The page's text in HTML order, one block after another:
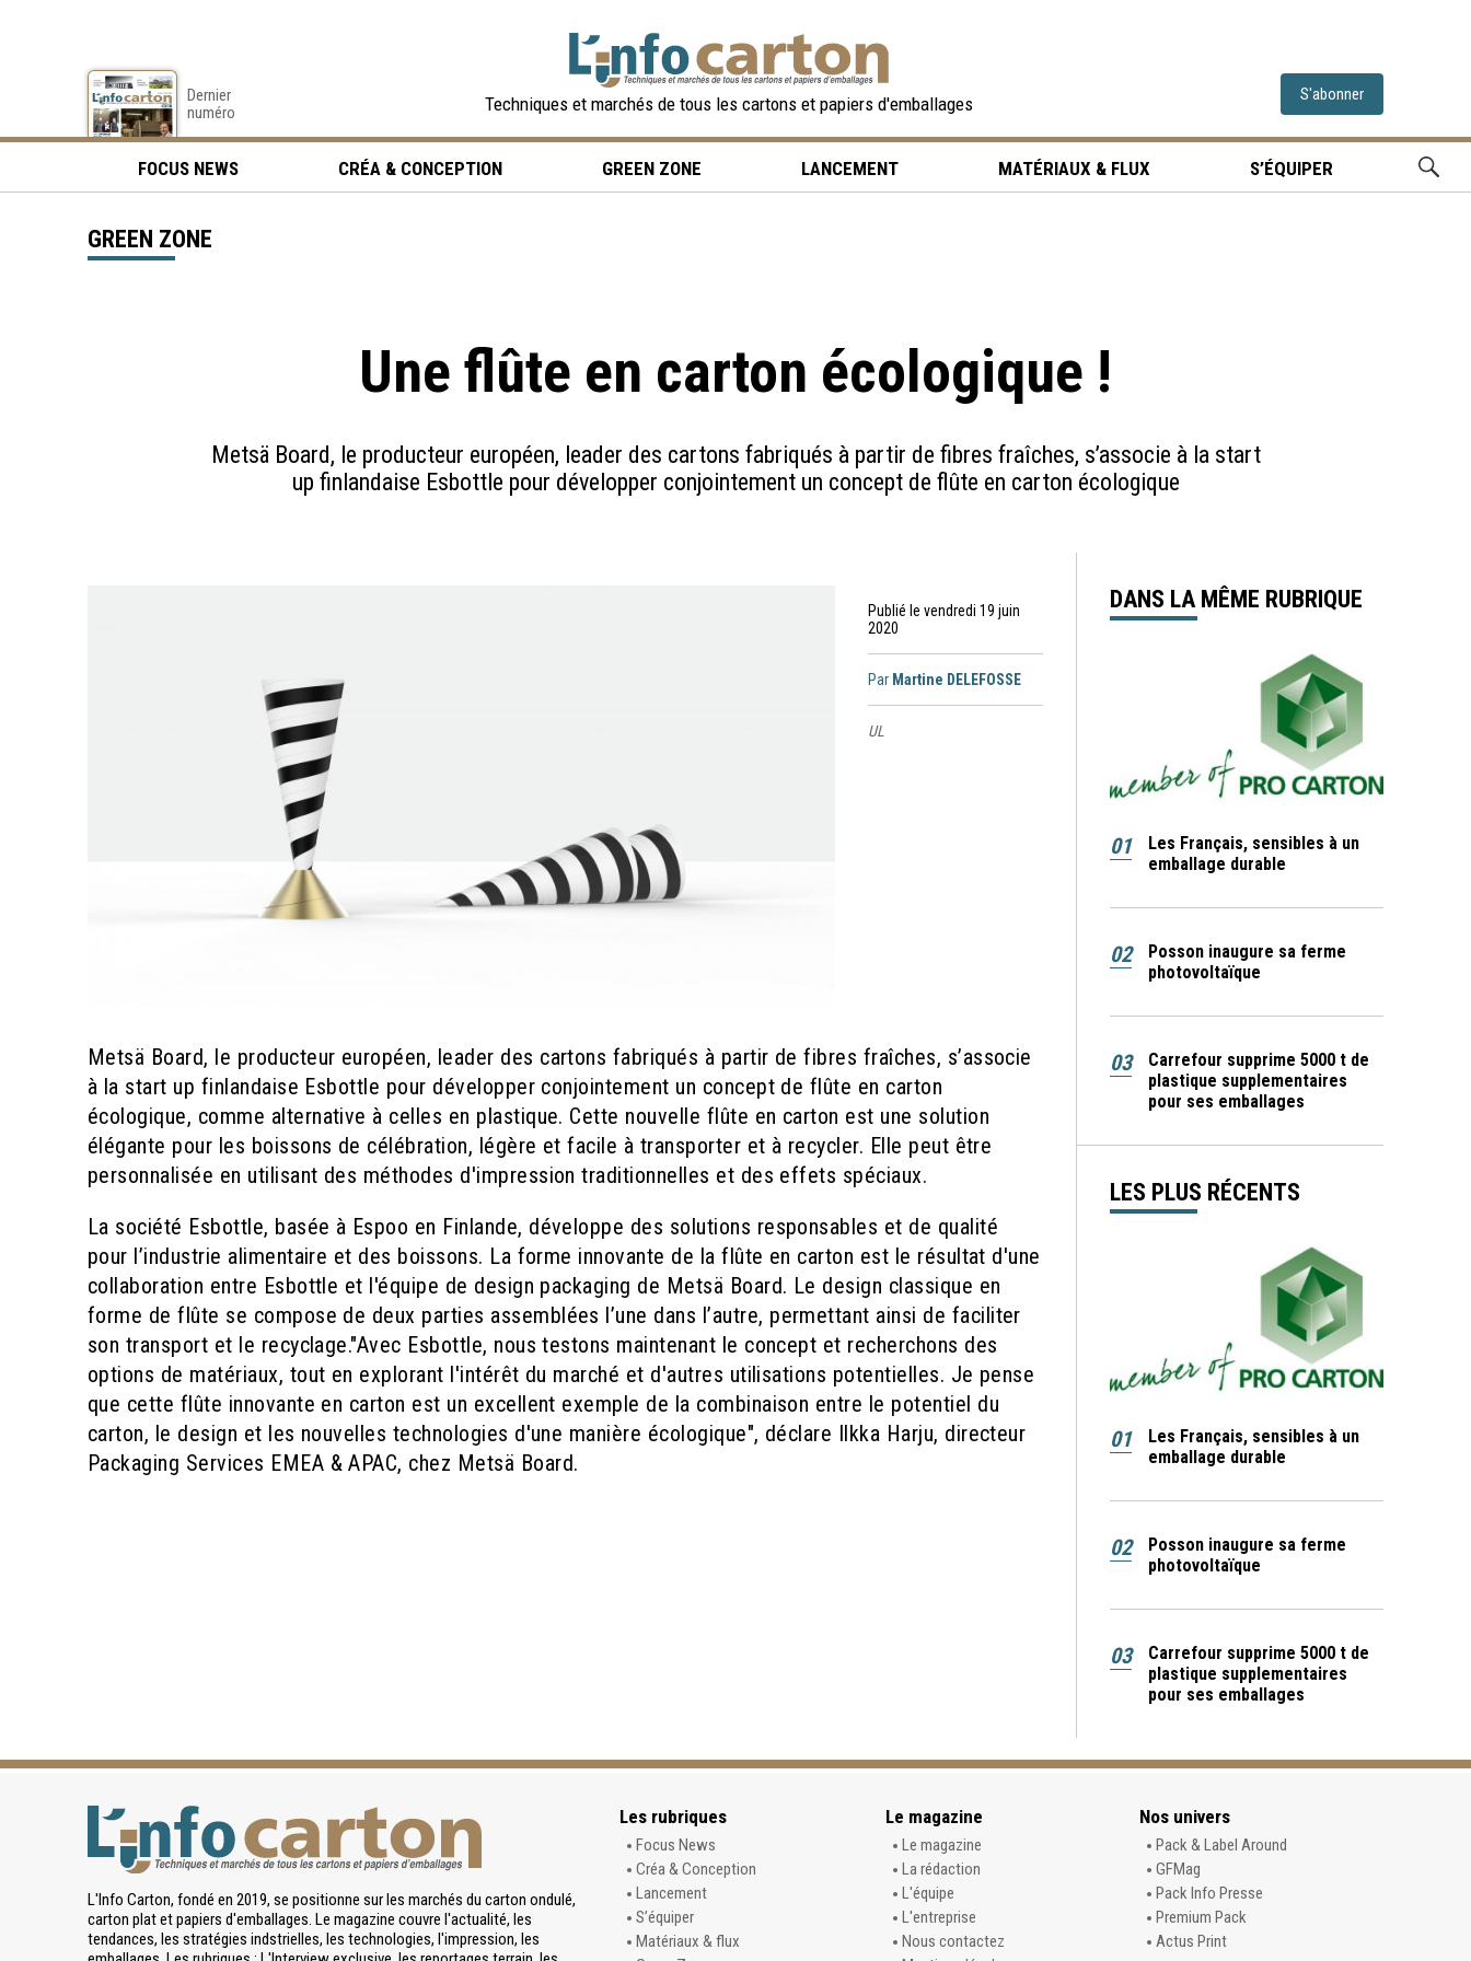
Dernier
numéro
Techniques et marchés de tous les cartons et papiers d'emballages S'abonner
FOCUS NEWS CRÉA & CONCEPTION GREEN ZONE LANCEMENT MATÉRIAUX & FLUX S’ÉQUIPER
Une flûte en carton écologique !
Metsä Board, le producteur européen, leader des cartons fabriqués à partir de fibres fraîches, s’associe à la start
up finlandaise Esbottle pour développer conjointement un concept de flûte en carton écologique
GREEN ZONE
Publié le vendredi 19 juin
2020
Par Martine DELEFOSSE
UL
Metsä Board, le producteur européen, leader des cartons fabriqués à partir de fibres fraîches, s’associe
à la start up finlandaise Esbottle pour développer conjointement un concept de flûte en carton
écologique, comme alternative à celles en plastique. Cette nouvelle flûte en carton est une solution
élégante pour les boissons de célébration, légère et facile à transporter et à recycler. Elle peut être
personnalisée en utilisant des méthodes d'impression traditionnelles et des effets spéciaux.
La société Esbottle, basée à Espoo en Finlande, développe des solutions responsables et de qualité
pour l’industrie alimentaire et des boissons. La forme innovante de la flûte en carton est le résultat d'une
collaboration entre Esbottle et l'équipe de design packaging de Metsä Board. Le design classique en
forme de flûte se compose de deux parties assemblées l’une dans l’autre, permettant ainsi de faciliter
son transport et le recyclage."Avec Esbottle, nous testons maintenant le concept et recherchons des
options de matériaux, tout en explorant l'intérêt du marché et d'autres utilisations potentielles. Je pense
que cette flûte innovante en carton est un excellent exemple de la combinaison entre le potentiel du
carton, le design et les nouvelles technologies d'une manière écologique", déclare Ilkka Harju, directeur
Packaging Services EMEA & APAC, chez Metsä Board.
DANS LA MÊME RUBRIQUE
01
Les Français, sensibles à un
emballage durable
02
Posson inaugure sa ferme
photovoltaïque
03
Carrefour supprime 5000 t de
plastique supplementaires
pour ses emballages
LES PLUS RÉCENTS
01
Les Français, sensibles à un
emballage durable
02
Posson inaugure sa ferme
photovoltaïque
03
Carrefour supprime 5000 t de
plastique supplementaires
pour ses emballages
L'Info Carton, fondé en 2019, se positionne sur les marchés du carton ondulé,
carton plat et papiers d'emballages. Le magazine couvre l'actualité, les
tendances, les stratégies indstrielles, les technologies, l'impression, les
Les rubriques
Focus News
Créa & Conception
Lancement
S’équiper
Matériaux & flux
Le magazine
Le magazine
La rédaction
L'équipe
L'entreprise
Nous contactez
Nos univers
Pack & Label Around
GFMag
Pack Info Presse
Premium Pack
Actus Print